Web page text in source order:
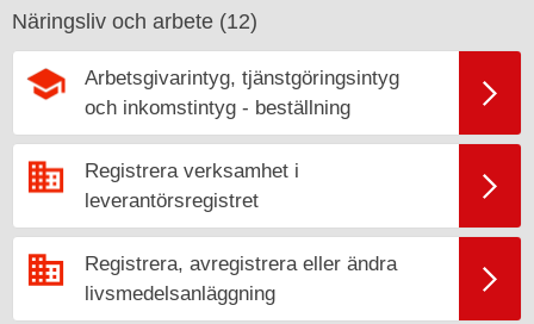
Näringsliv och arbete (12)
Arbetsgivarintyg, tjänstgöringsintyg
och inkomstintyg - beställning
Registrera verksamhet i
leverantörsregistret
Registrera, avregistrera eller ändra
livsmedelsanläggning